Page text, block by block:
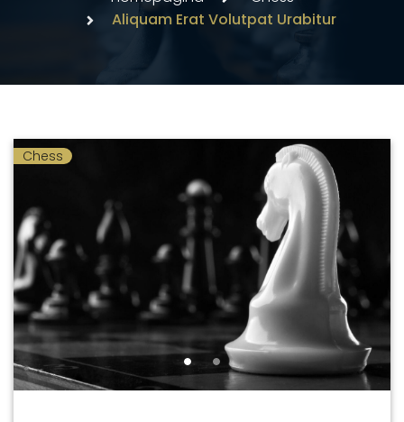
Aliquam Erat Volutpat Urabitur
Chess